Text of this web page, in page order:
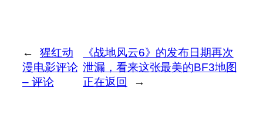
←
猩红动
漫电影评论
– 评论
《战地风云6》的发布日期再次
泄漏，看来这张最美的BF3地图
正在返回
→